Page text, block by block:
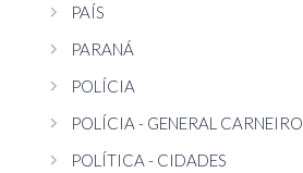
PAÍS
PARANÁ
POLÍCIA
POLÍCIA - GENERAL CARNEIRO
POLÍTICA - CIDADES